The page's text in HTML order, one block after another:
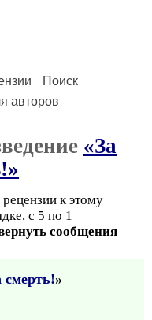
Поиск
авторов
«За
к этому
с 5 по 1
сообщения
смерть!»